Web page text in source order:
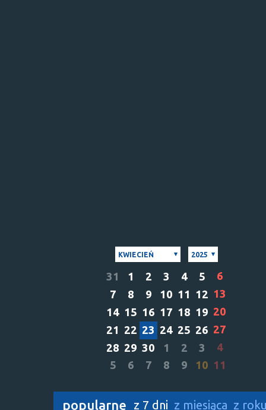
KWIECIEŃ 2025
31 1 2 3 4 5
6
7
8 9 10 11 12 13
14 15 16 17 18 19 20
21 22 23 24 25 26 27
28 29 30 1 2 3
4
5
6 7 8 9 10 11
popularne z 7 dni z miesiąca z